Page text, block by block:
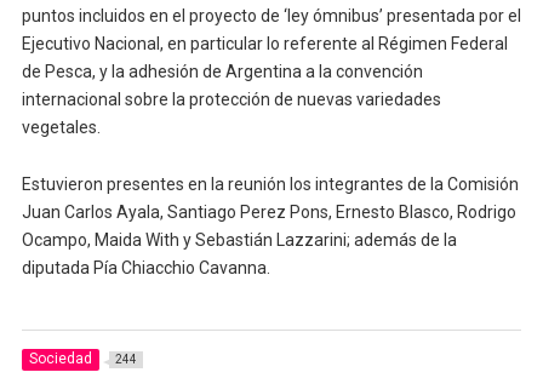
puntos incluidos en el proyecto de ‘ley ómnibus’ presentada por el
Ejecutivo Nacional, en particular lo referente al Régimen Federal
de Pesca, y la adhesión de Argentina a la convención
internacional sobre la protección de nuevas variedades
vegetales.
Estuvieron presentes en la reunión los integrantes de la Comisión
Juan Carlos Ayala, Santiago Perez Pons, Ernesto Blasco, Rodrigo
Ocampo, Maida With y Sebastián Lazzarini; además de la
diputada Pía Chiacchio Cavanna.
Sociedad 244